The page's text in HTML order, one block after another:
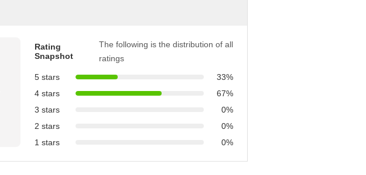
Rating
Snapshot
The following is the distribution of all
ratings
5 stars
33%
4 stars
67%
3 stars
0%
2 stars
0%
1 stars
0%